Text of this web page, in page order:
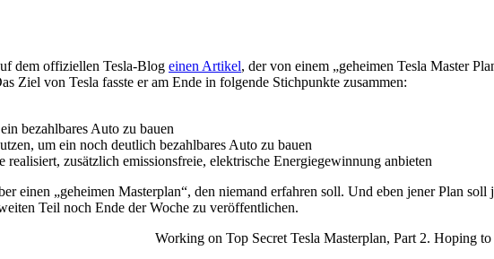
dem offiziellen Tesla-Blog einen Artikel, der von einem „geheimen Tesla Master
Ziel von Tesla fasste er am Ende in folgende Stichpunkte zusammen:
bezahlbares Auto zu bauen
um ein noch deutlich bezahlbares Auto zu bauen
realisiert, zusätzlich emissionsfreie, elektrische Energiegewinnung anbieten
einen „geheimen Masterplan“, den niemand erfahren soll. Und eben jener Plan
Teil noch Ende der Woche zu veröffentlichen.
Working on Top Secret Tesla Masterplan, Part 2. Hoping